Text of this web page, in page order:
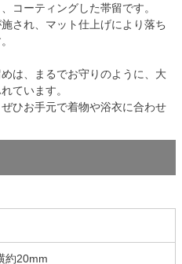
コーティングした帯留です。
され、マット仕上げにより落ち
は、まるでお守りのように、大
ています。
ひお手元で着物や浴衣に合わせ
約20mm